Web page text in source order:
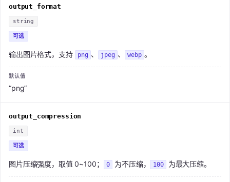
output_format
string
可选
“png”
输出图片格式，支持 png 、 jpeg 、 webp 。
output_compression
int
可选
图片压缩强度，取值 0~100； 0 为不压缩， 100 为最大压缩。